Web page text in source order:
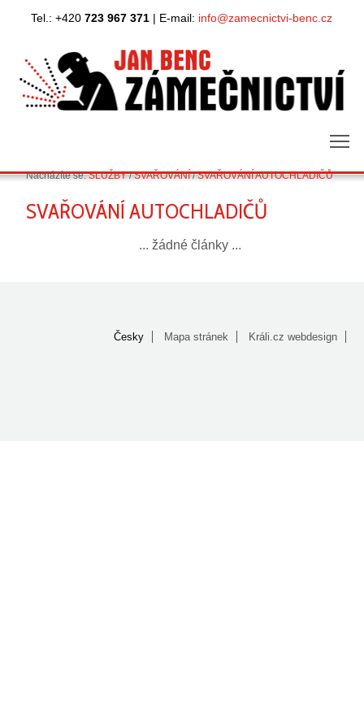
Tel.: +420723 967 371 | E-mail: info@zamecnictvi-benc.cz
Nacházíte se:SLUŽBY/SVAŘOVÁNÍ/SVAŘOVÁNÍ AUTOCHLADIČŮ
SVAŘOVÁNÍ AUTOCHLADIČŮ
... žádné články ...
Česky Mapa stránek Králi.cz webdesign